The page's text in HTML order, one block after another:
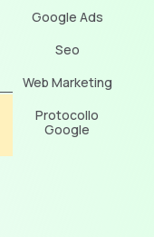
Google Ads
Seo
Web Marketing
Protocollo
Google